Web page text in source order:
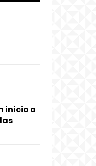
inicio a